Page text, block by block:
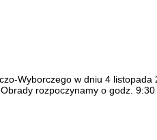
Wyborczego w dniu 4 listopada
rozpoczynamy o godz.